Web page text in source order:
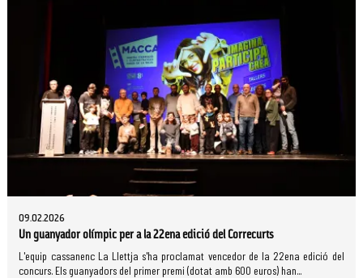
09.02.2026
Un guanyador olímpic per a la 22ena edició del Correcurts
L'equip cassanenc La Llettja s'ha proclamat vencedor de la 22ena edició del
concurs. Els guanyadors del primer premi (dotat amb 600 euros) han...